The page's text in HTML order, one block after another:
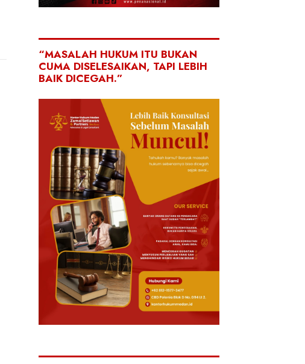
“MASALAH HUKUM ITU BUKAN
CUMA DISELESAIKAN, TAPI LEBIH
BAIK DICEGAH.”